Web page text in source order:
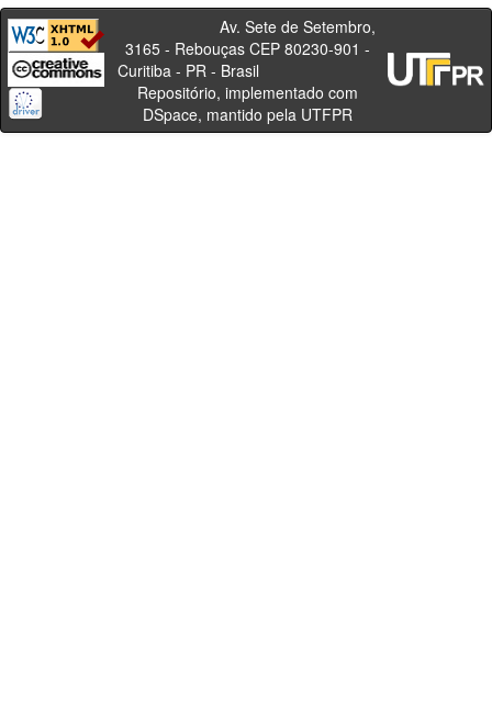
Av. Sete de Setembro,
3165 - Rebouças CEP 80230-901 -
Curitiba - PR - Brasil
Repositório, implementado com
DSpace, mantido pela UTFPR